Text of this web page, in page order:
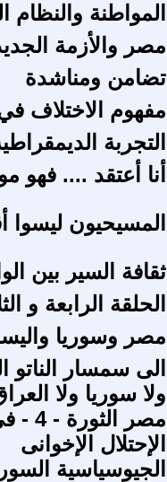
المواطنة والنظام
مصر والأزمة
تضامن ومناشدة
مفهوم الاختلاف
التجربة
أنا أعتقد .... فهو
المسيحيون ليسوا
ثقافة السير بين
الحلقة الرابعة و
مصر وسوريا
الى سمسار
ولا سوريا ولا
مصر
الإحتلال الإخوانى
الجيوسياسية